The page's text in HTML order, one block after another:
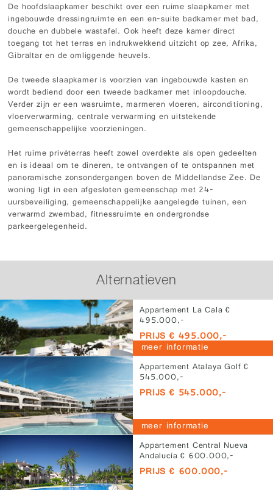
De hoofdslaapkamer beschikt over een ruime slaapkamer met
ingebouwde dressingruimte en een en-suite badkamer met bad,
douche en dubbele wastafel. Ook heeft deze kamer direct
toegang tot het terras en indrukwekkend uitzicht op zee, Afrika,
Gibraltar en de omliggende heuvels.
De tweede slaapkamer is voorzien van ingebouwde kasten en
wordt bediend door een tweede badkamer met inloopdouche.
Verder zijn er een wasruimte, marmeren vloeren, airconditioning,
vloerverwarming, centrale verwarming en uitstekende
gemeenschappelijke voorzieningen.
Het ruime privéterras heeft zowel overdekte als open gedeelten
en is ideaal om te dineren, te ontvangen of te ontspannen met
panoramische zonsondergangen boven de Middellandse Zee. De
woning ligt in een afgesloten gemeenschap met 24-
uursbeveiliging, gemeenschappelijke aangelegde tuinen, een
verwarmd zwembad, fitnessruimte en ondergrondse
parkeergelegenheid.
Alternatieven
Appartement La Cala €
495.000,-
PRIJS € 495.000,-
meer informatie
Appartement Atalaya Golf €
545.000,-
PRIJS € 545.000,-
meer informatie
Appartement Central Nueva
Andalucía € 600.000,-
PRIJS € 600.000,-